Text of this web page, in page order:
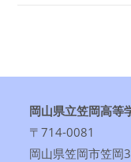
岡山県立笠岡高等
〒714-0081
岡山県笠岡市笠岡